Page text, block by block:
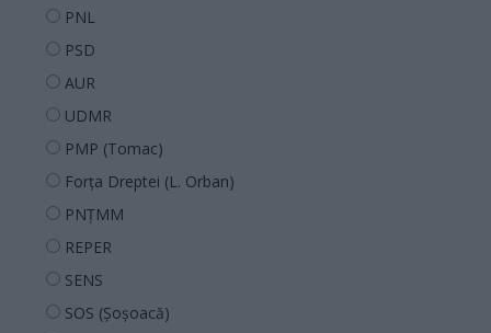
PNL
PSD
AUR
UDMR
PMP (Tomac)
Forța Dreptei (L. Orban)
PNȚMM
REPER
SENS
SOS (Șoșoacă)